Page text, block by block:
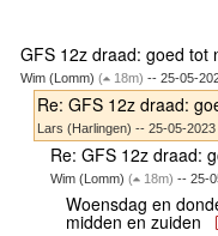
GFS 12z draad: goed tot
Wim (Lomm) ( 18m) -- 25-05-
Re: GFS 12z draad:
Lars (Harlingen) -- 25-05-
Re: GFS 12z draad:
Wim (Lomm)( 18m) -- 25-
Woensdag en
midden en zuiden